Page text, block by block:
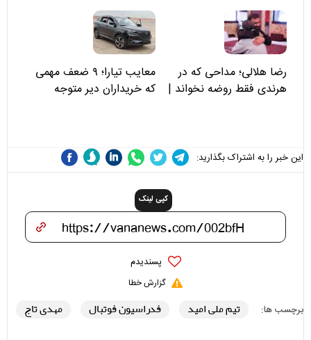
توجه کنید
رضا هلالی؛ مداحی که در
هرندی فقط روضه نخواند |
معایب تیارا؛ ۹ ضعف مهمی
که خریداران دیر متوجه
این خبر را به اشتراک بگذارید:
کپی لینک
پسندیدم
گزارش خطا
برچسب ها: تیم ملی امید فدراسیون فوتبال مهدی تاج